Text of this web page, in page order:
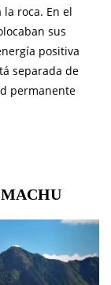
roca. En el
sus
positiva
separada de
permanente
Next